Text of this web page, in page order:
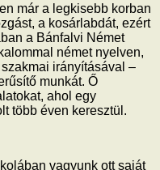
már a legkisebb korban
a kosárlabdát, ezért
a Bánfalvi Német
német nyelven,
irányításával –
munkát. Ő
ahol egy
több éven keresztül.
vagyunk ott saját